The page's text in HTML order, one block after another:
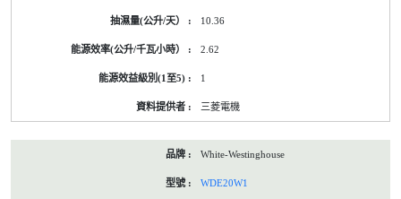
10.36
2.62
1
三菱電機
White-Westinghouse
WDE20W1